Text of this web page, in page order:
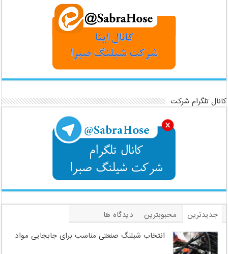
کانال تلگرام شرکت
جدیدترین محبوبترین
دیدگاه ها
برچسب
انتخاب شیلنگ صنعتی مناسب برای جابجایی مواد